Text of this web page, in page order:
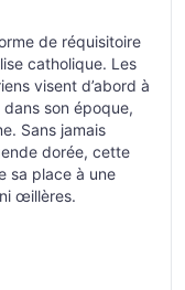
de réquisitoire
catholique. Les
visent d’abord à
son époque,
Sans jamais
dorée, cette
sa place à une
œillères.